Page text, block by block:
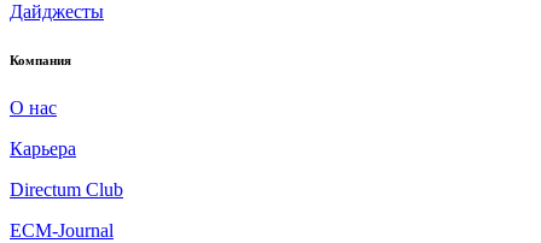
Дайджесты
Компания
О нас
Карьера
Directum Club
ECM-Journal